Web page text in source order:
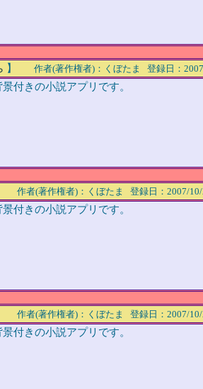
】 作者(著作権者)：くぼたま 登録日：
付きの小説アプリです。
作者(著作権者)：くぼたま 登録日：2007/
付きの小説アプリです。
作者(著作権者)：くぼたま 登録日：2007/
付きの小説アプリです。